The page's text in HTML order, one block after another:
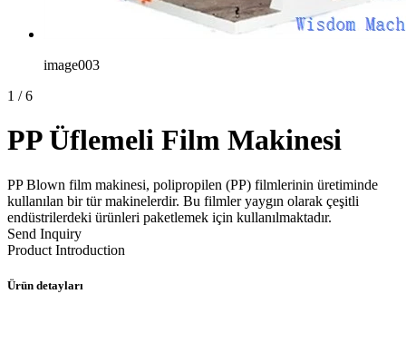
image003
1 / 6
PP Üflemeli Film Makinesi
PP Blown film makinesi, polipropilen (PP) filmlerinin üretiminde
kullanılan bir tür makinelerdir. Bu filmler yaygın olarak çeşitli
endüstrilerdeki ürünleri paketlemek için kullanılmaktadır.
Send Inquiry
Product Introduction
Ürün detayları